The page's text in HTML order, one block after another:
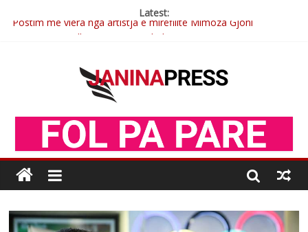
Latest:
Postim me vlera nga artistja e mirëfilltë Mimoza Gjoni
Nga poetja atdhetare Kumrie Shala -BOLL MO
Çlirimtari Mentor Mushkolaj nderohet me mirenjohje nga
Xhevdet Qeriqi Dega e invalidëve në Fushë Kosovë